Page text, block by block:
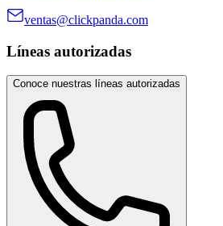
ventas@clickpanda.com
Líneas autorizadas
Conoce nuestras líneas autorizadas